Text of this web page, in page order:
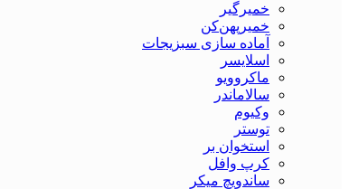
خمیرگیر
خمیر‌پهن‌کن
آماده سازی سبزیجات
اسلایسر
ماکروویو
سالاماندر
وکیوم
توستر
استخوان بر
کرپ وافل
ساندویچ میکر